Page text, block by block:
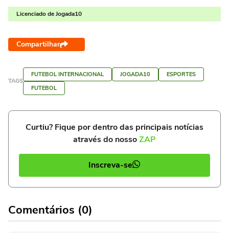
Licenciado de Jogada10
Compartilhar
TAGS
FUTEBOL INTERNACIONAL JOGADA10
ESPORTES
FUTEBOL
Curtiu? Fique por dentro das principais notícias
através do nossoZAP
Inscreva-se
Comentários (0)